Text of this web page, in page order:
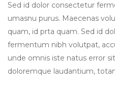
Sed id dolor consectetur
umasnu purus. Maecenas
quam, id prta quam. Sed id
fermentum nibh volutpat,
unde omnis iste natus error
doloremque laudantium,